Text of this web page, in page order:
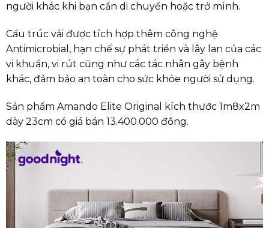
người khác khi bạn cần di chuyển hoặc trở mình.
Cấu trúc vải được tích hợp thêm công nghệ
Antimicrobial, hạn chế sự phát triển và lây lan của các
vi khuẩn, vi rút cũng như các tác nhân gây bệnh
khác, đảm bảo an toàn cho sức khỏe người sử dụng.
Sản phẩm Amando Elite Original kích thước 1m8x2m
dày 23cm có giá bán 13.400.000 đồng.